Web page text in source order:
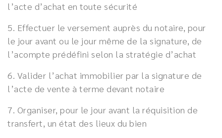
l’acte d’achat en toute sécurité
5. Effectuer le versement auprès du notaire, pour
le jour avant ou le jour même de la signature, de
l’acompte prédéfini selon la stratégie d’achat
6. Valider l’achat immobilier par la signature de
l’acte de vente à terme devant notaire
7. Organiser, pour le jour avant la réquisition de
transfert, un état des lieux du bien